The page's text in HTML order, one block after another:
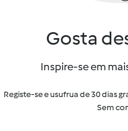
Gosta
Inspire-se em
Registe-se e usufrua de 30 dias
Sem